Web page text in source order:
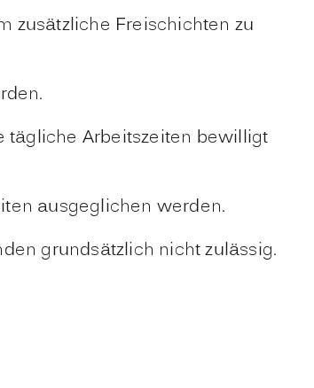
zusätzliche Freischichten zu
tägliche Arbeitszeiten bewilligt
ausgeglichen werden.
grundsätzlich nicht zulässig.